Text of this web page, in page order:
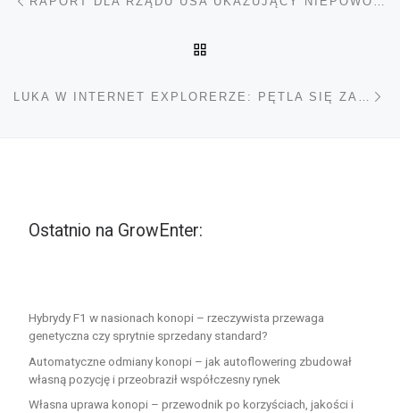
Ostatnio na GrowEnter:
Hybrydy F1 w nasionach konopi – rzeczywista przewaga
genetyczna czy sprytnie sprzedany standard?
Automatyczne odmiany konopi – jak autoflowering zbudował
własną pozycję i przeobraził współczesny rynek
Własna uprawa konopi – przewodnik po korzyściach, jakości i